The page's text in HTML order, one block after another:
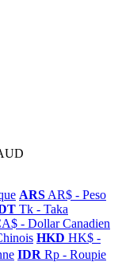
ARS AR$ - Peso
Tk - Taka
- Dollar Canadien
HKD HK$ -
IDR Rp - Roupie